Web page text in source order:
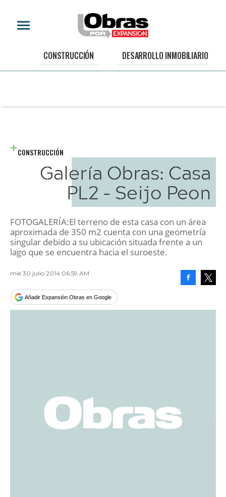
CONSTRUCCIÓN DESARROLLO INMOBILIARIO
CONSTRUCCIÓN
Galería Obras: Casa
PL2 - Seijo Peon
FOTOGALERÍA:El terreno de esta casa con un área
aproximada de 350 m2 cuenta con una geometría
singular debido a su ubicación situada frente a un
lago que se encuentra hacia el suroeste.
mié 30 julio 2014 06:59 AM
Añadir Expansión Obras en Google